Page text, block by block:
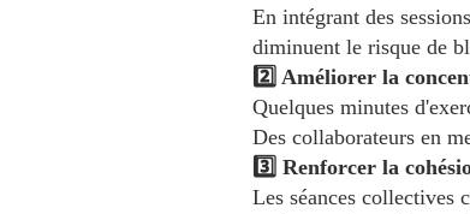
En intégrant des
diminuent le risque de
2️⃣ Améliorer la
Quelques minutes
Des collaborateurs en
3️⃣ Renforcer la
Les séances collectives